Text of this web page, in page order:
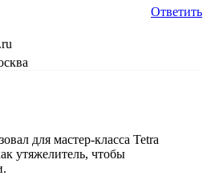
Ответить
для мастер-класса Tetra
утяжелитель, чтобы